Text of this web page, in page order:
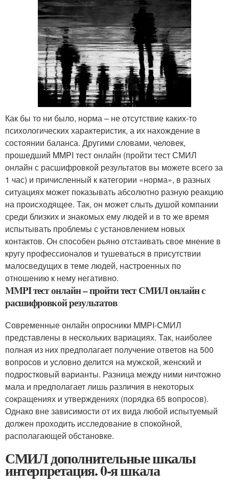
Как бы то ни было, норма – не отсутствие каких-то
психологических характеристик, а их нахождение в
состоянии баланса. Другими словами, человек,
прошедший MMPI тест онлайн (пройти тест СМИЛ
онлайн с расшифровкой результатов вы можете всего за
1 час) и причисленный к категории «норма», в разных
ситуациях может показывать абсолютно разную реакцию
на происходящее. Так, он может слыть душой компании
среди близких и знакомых ему людей и в то же время
испытывать проблемы с установлением новых
контактов. Он способен рьяно отстаивать свое мнение в
кругу профессионалов и тушеваться в присутствии
малосведущих в теме людей, настроенных по
отношению к нему негативно.
MMPI тест онлайн – пройти тест СМИЛ онлайн с
расшифровкой результатов
Современные онлайн опросники MMPI-СМИЛ
представлены в нескольких вариациях. Так, наиболее
полная из них предполагает получение ответов на 500
вопросов и условно делится на мужской, женский и
подростковый варианты. Разница между ними ничтожно
мала и предполагает лишь различия в некоторых
сокращениях и утверждениях (порядка 65 вопросов).
Однако вне зависимости от их вида любой испытуемый
должен проходить исследование в спокойной,
располагающей обстановке.
СМИЛ дополнительные шкалы
интерпретация. 0-я шкала